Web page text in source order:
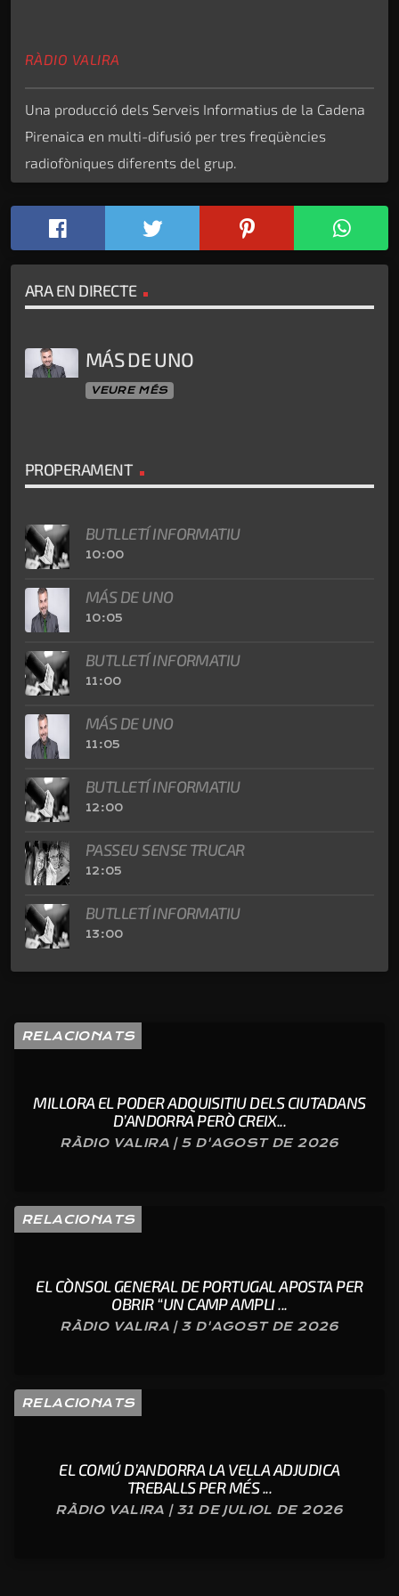
RÀDIO VALIRA
Una producció dels Serveis Informatius de la Cadena
Pirenaica en multi-difusió per tres freqüències
radiofòniques diferents del grup.
ARA EN DIRECTE
MÁS DE UNO
VEURE MÉS
PROPERAMENT
BUTLLETÍ INFORMATIU
10:00
MÁS DE UNO
10:05
BUTLLETÍ INFORMATIU
11:00
MÁS DE UNO
11:05
BUTLLETÍ INFORMATIU
12:00
PASSEU SENSE TRUCAR
12:05
BUTLLETÍ INFORMATIU
13:00
RELACIONATS
MILLORA EL PODER ADQUISITIU DELS CIUTADANS
D’ANDORRA PERÒ CREIX...
RÀDIO VALIRA | 5 D'AGOST DE 2026
RELACIONATS
EL CÒNSOL GENERAL DE PORTUGAL APOSTA PER
OBRIR “UN CAMP AMPLI ...
RÀDIO VALIRA | 3 D'AGOST DE 2026
RELACIONATS
EL COMÚ D’ANDORRA LA VELLA ADJUDICA
TREBALLS PER MÉS ...
RÀDIO VALIRA | 31 DE JULIOL DE 2026